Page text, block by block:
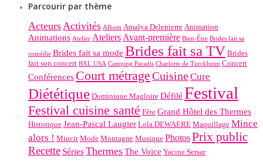
Parcourir par thème
ActeursActivités Album Amalya Delepierre Animation
Animations Atelier Ateliers Avant-première Bien-Être Brides fait sa
comédie Brides fait sa mode Brides fait sa TV Brides
fait son concert BXL USA Camping Paradis Charlotte de Turckheim Concert
Conférences Court métrageCuisineCure
Diététique Dominique Magloire Défilé Festival
Festival cuisine santé Fête Grand Hôtel des Thermes
Historique Jean-Pascal Laugier Lola DEWAERE Maquillage Mince
alors ! Mincir Mode Montagne Musique PhotosPrix public
Recette SériesThermesThe Voice Yacine Sersar